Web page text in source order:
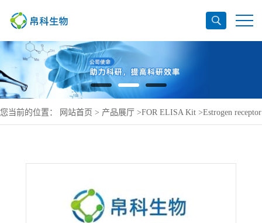
您当前的位置： 网站首页 > 产品展厅 >FOR ELISA Kit >Estrogen receptor